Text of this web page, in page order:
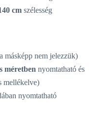
cm szélesség
másképp nem jelezzük)
méretben nyomtatható és
mellékelve)
nyomtatható